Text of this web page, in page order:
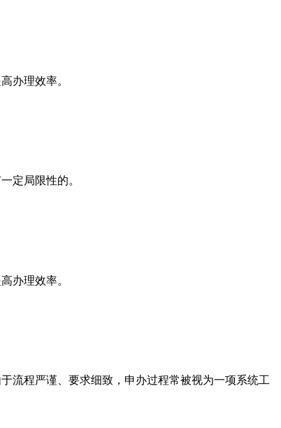
办理效率。
定局限性的。
办理效率。
流程严谨、要求细致，申办过程常被视为一项系统工